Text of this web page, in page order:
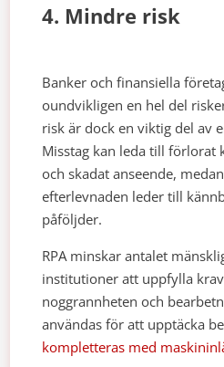
4. Mindre risk
Banker och finansiella
oundvikligen en hel del
risk är dock en viktig del av
Misstag kan leda till förlorat
och skadat anseende,
efterlevnaden leder till
påföljder.
RPA minskar antalet
institutioner att uppfylla
noggrannheten och
användas för att upptäcka
kompletteras med